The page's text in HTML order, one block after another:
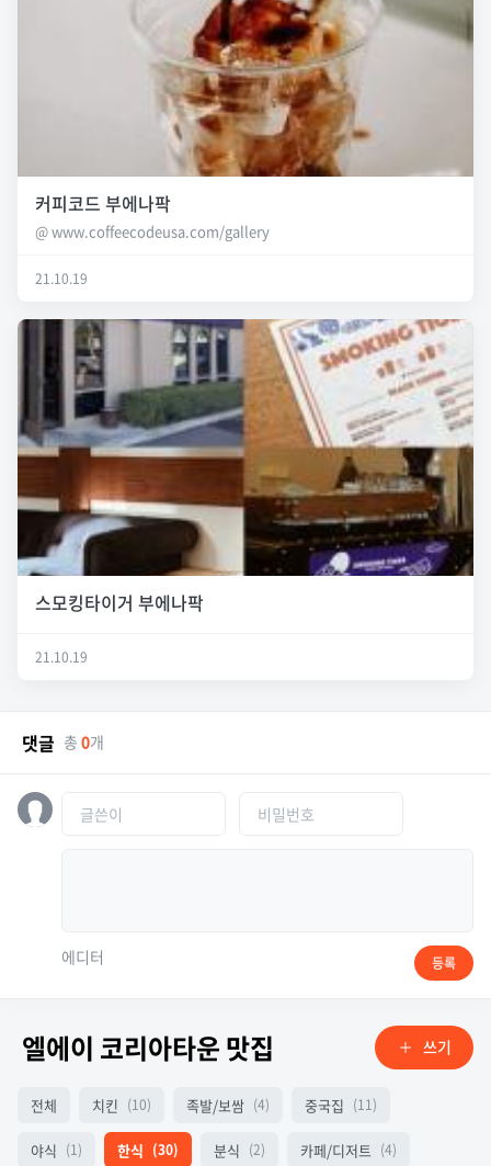
커피코드 부에나팍
@ www.coffeecodeusa.com/gallery
21.10.19
스모킹타이거 부에나팍
21.10.19
댓글 총 0개
에디터 등록
엘에이 코리아타운 맛집 쓰기
전체 치킨 (10) 족발/보쌈 (4) 중국집 (11)
야식 (1) 한식 (30) 분식 (2) 카페/디저트 (4)